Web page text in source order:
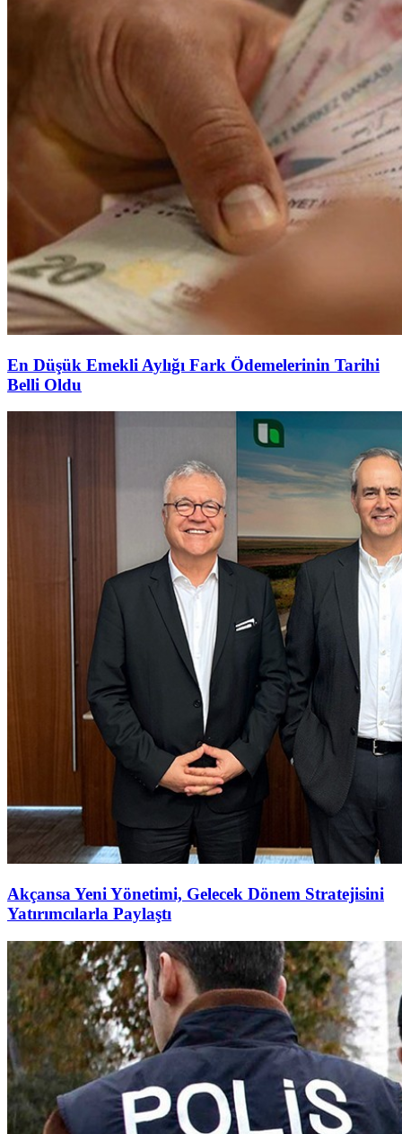
En Düşük Emekli Aylığı Fark Ödemelerinin Tarihi
Belli Oldu
Akçansa Yeni Yönetimi, Gelecek Dönem Stratejisini
Yatırımcılarla Paylaştı